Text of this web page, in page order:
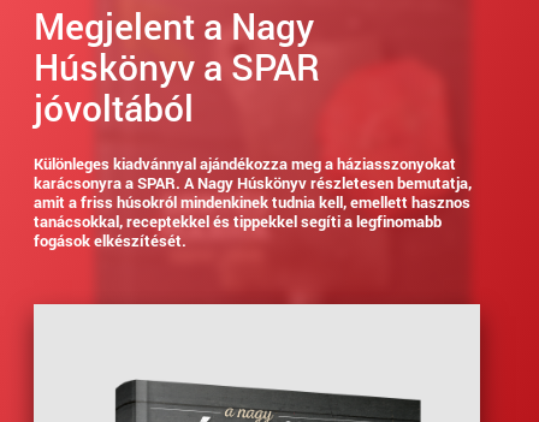
Megjelent a Nagy
Húskönyv a SPAR
jóvoltából
Különleges kiadvánnyal ajándékozza meg a háziasszonyokat
karácsonyra a SPAR. A Nagy Húskönyv részletesen bemutatja,
amit a friss húsokról mindenkinek tudnia kell, emellett hasznos
tanácsokkal, receptekkel és tippekkel segíti a legfinomabb
fogások elkészítését.